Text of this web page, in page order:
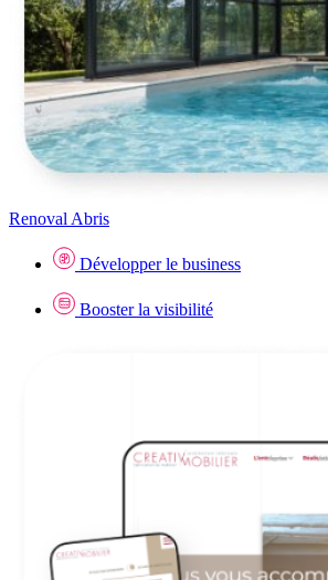
Renoval Abris
Développer le business
Booster la visibilité